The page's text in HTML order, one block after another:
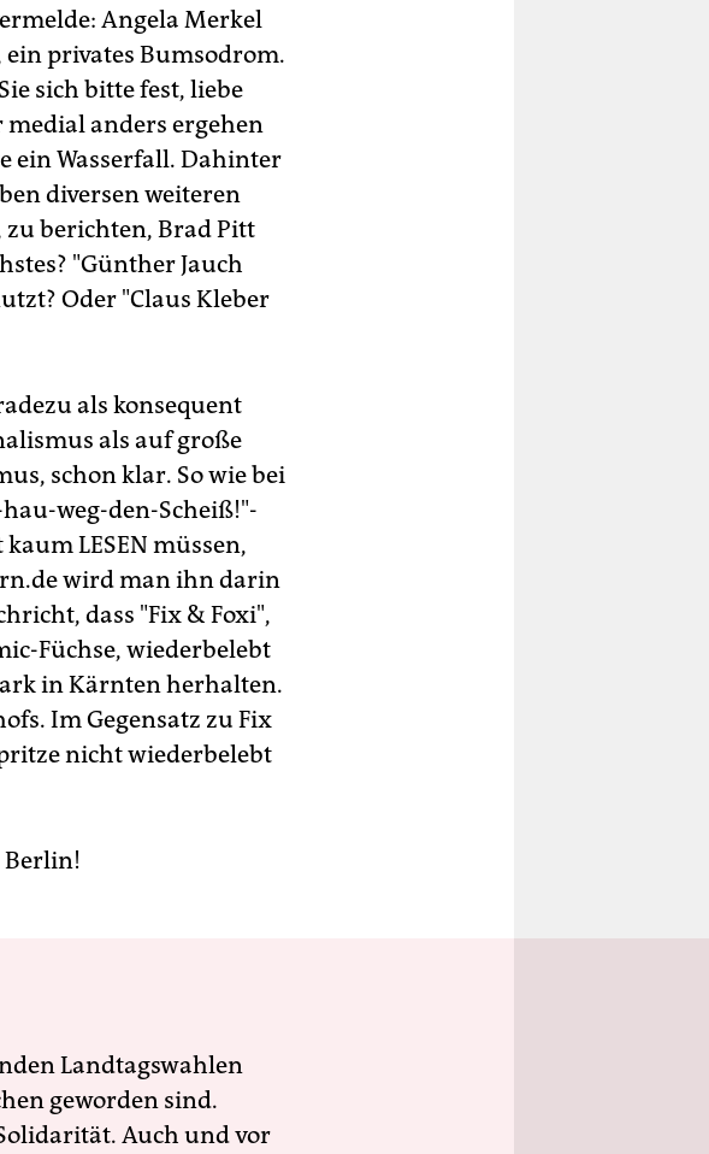
Angela Merkel
privates Bumsodrom.
sich bitte fest, liebe
anders ergehen
ein Wasserfall. Dahinter
diversen weiteren
berichten, Brad Pitt
"Günther Jauch
Oder "Claus Kleber
als konsequent
als auf große
schon klar. So wie bei
weg-den-Scheiß!"-
LESEN müssen,
wird man ihn darin
dass "Fix & Foxi",
Füchse, wiederbelebt
in Kärnten herhalten.
Im Gegensatz zu Fix
nicht wiederbelebt
Berlin!
Landtagswahlen
geworden sind.
Auch und vor